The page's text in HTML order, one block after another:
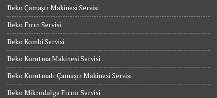
Beko Çamaşır Makinesi Servisi
Beko Fırın Servisi
Beko Kombi Servisi
Beko Kurutma Makinesi Servisi
Beko Kurutmalı Çamaşır Makinesi Servisi
Beko Mikrodalga Fırını Servisi